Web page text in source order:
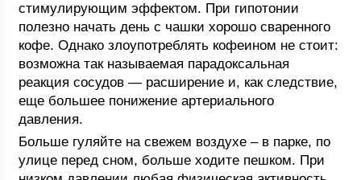
стимулирующим эффектом. При гипотонии
полезно начать день с чашки хорошо сваренного
кофе. Однако злоупотреблять кофеином не стоит:
возможна так называемая парадоксальная
реакция сосудов — расширение и, как следствие,
еще большее понижение артериального
давления.
Больше гуляйте на свежем воздухе – в парке, по
улице перед сном, больше ходите пешком. При